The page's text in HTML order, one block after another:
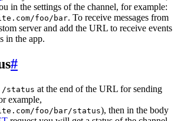
in the settings of the channel, for example:
foo/bar. To receive messages from
server and add the URL to receive events
in the app.
#
/status at the end of the URL for sending
example,
foo/bar/status), then in the body